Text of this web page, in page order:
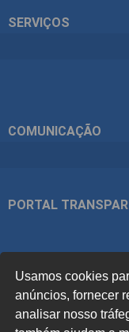
SERVIÇOS
COMUNICAÇÃO
PORTAL
ACOMPANHE
Usamos cookies
anúncios, fornecer
analisar nosso